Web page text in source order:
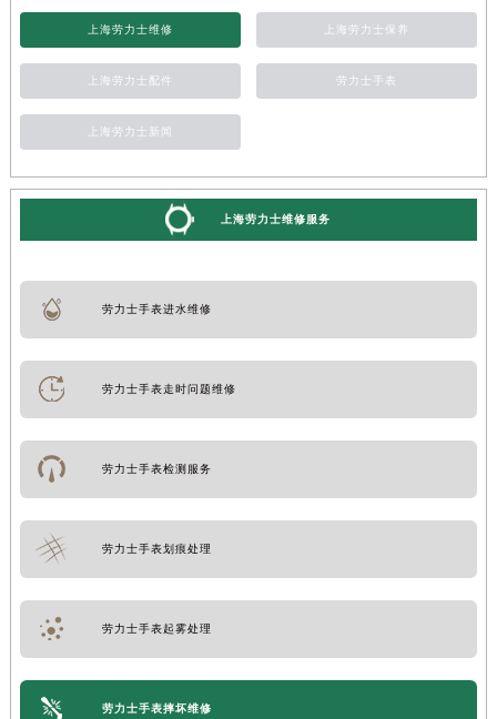
上海劳力士维修 上海劳力士保养
上海劳力士配件 劳力士手表
上海劳力士新闻
上海劳力士维修服务
劳力士手表进水维修
劳力士手表走时问题维修
劳力士手表检测服务
劳力士手表划痕处理
劳力士手表起雾处理
劳力士手表摔坏维修